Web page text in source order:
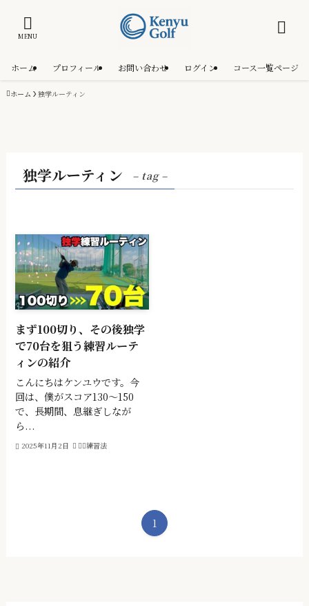
MENU
ホーム プロフィール お問い合わせ ログイン コース一覧ページ
ホーム 独学ルーティン
独学ルーティン – tag –
まず100切り、その後独学
で70台を狙う練習ルーテ
ィンの紹介
こんにちはケンユウです。今
回は、僕がスコア130〜150
で、長期間、息継ぎしなが
ら...
2025年11月2日 🏌️‍♂️練習法
1